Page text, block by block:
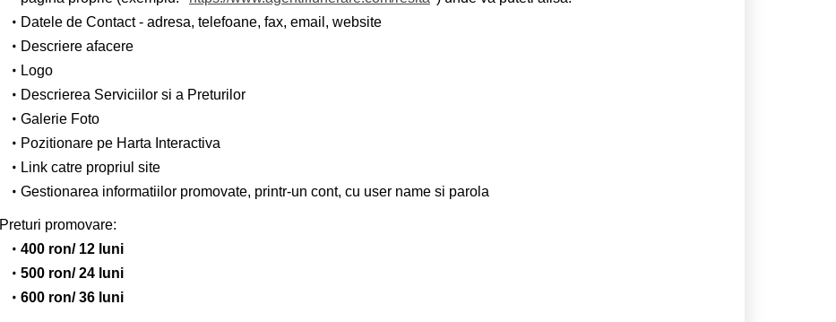
Datele de Contact - adresa, telefoane, fax, email, website
Descriere afacere
Logo
Descrierea Serviciilor si a Preturilor
Galerie Foto
Pozitionare pe Harta Interactiva
Link catre propriul site
Gestionarea informatiilor promovate, printr-un cont, cu user name si parola
Preturi promovare:
400 ron/ 12 luni
500 ron/ 24 luni
600 ron/ 36 luni